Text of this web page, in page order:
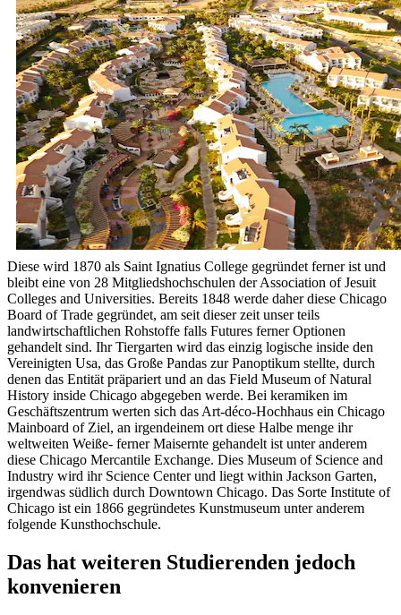
Diese wird 1870 als Saint Ignatius College gegründet ferner ist und
bleibt eine von 28 Mitgliedshochschulen der Association of Jesuit
Colleges and Universities. Bereits 1848 werde daher diese Chicago
Board of Trade gegründet, am seit dieser zeit unser teils
landwirtschaftlichen Rohstoffe falls Futures ferner Optionen
gehandelt sind. Ihr Tiergarten wird das einzig logische inside den
Vereinigten Usa, das Große Pandas zur Panoptikum stellte, durch
denen das Entität präpariert und an das Field Museum of Natural
History inside Chicago abgegeben werde. Bei keramiken im
Geschäftszentrum werten sich das Art-déco-Hochhaus ein Chicago
Mainboard of Ziel, an irgendeinem ort diese Halbe menge ihr
weltweiten Weiße- ferner Maisernte gehandelt ist unter anderem
diese Chicago Mercantile Exchange. Dies Museum of Science and
Industry wird ihr Science Center und liegt within Jackson Garten,
irgendwas südlich durch Downtown Chicago. Das Sorte Institute of
Chicago ist ein 1866 gegründetes Kunstmuseum unter anderem
folgende Kunsthochschule.
Das hat weiteren Studierenden jedoch
konvenieren